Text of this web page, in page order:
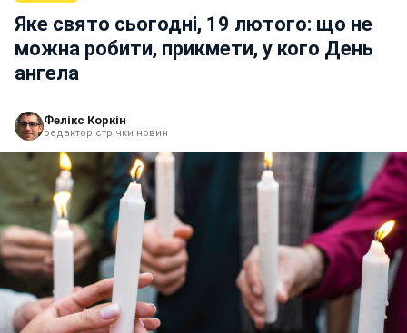
Яке свято сьогодні, 19 лютого: що не
можна робити, прикмети, у кого День
ангела
Фелікс Коркін
редактор стрічки новин